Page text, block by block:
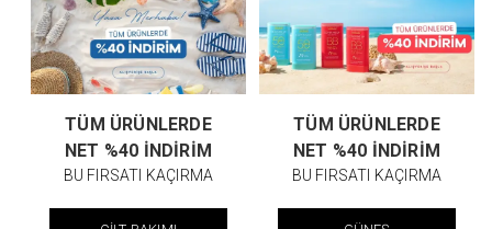
TÜM ÜRÜNLERDE
NET %40 İNDİRİM
BU FIRSATI KAÇIRMA
TÜM ÜRÜNLERDE
NET %40 İNDİRİM
BU FIRSATI KAÇIRMA